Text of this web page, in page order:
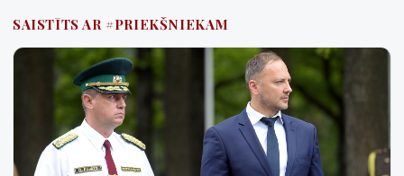
SAISTĪTS AR #PRIEKŠNIEKAM